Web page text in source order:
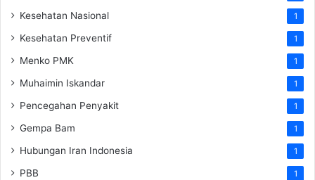
Kesehatan Nasional 1
Kesehatan Preventif 1
Menko PMK 1
Muhaimin Iskandar 1
Pencegahan Penyakit 1
Gempa Bam 1
Hubungan Iran Indonesia 1
PBB 1